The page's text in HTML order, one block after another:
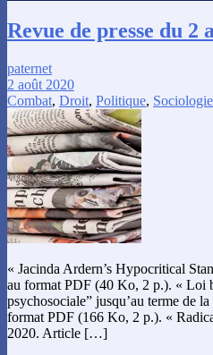
Revue de presse du 2
paternet
2 août 2020
Combat, Droit, Politique, Sociologie
« Jacinda Ardern’s Hypocritical
au format PDF (40 Ko, 2 p.). « Loi
psychosociale” jusqu’au terme de
format PDF (166 Ko, 2 p.). «
2020. Article […]